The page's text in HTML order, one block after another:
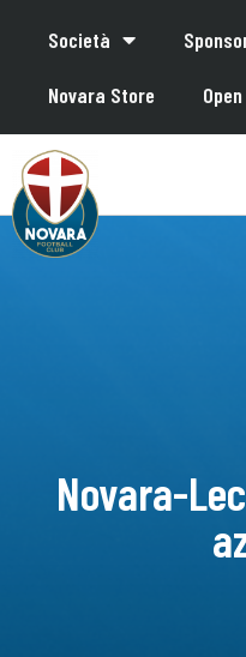
Società
Novara Store
Novara-